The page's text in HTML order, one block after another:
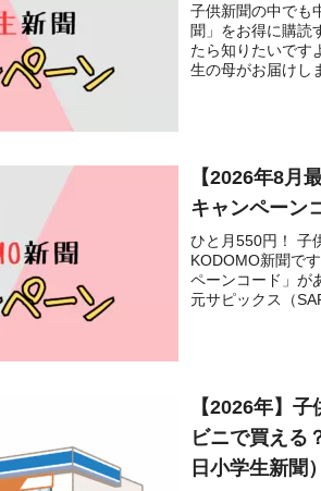
子供新聞の中でも
聞」をお得に購読
たら知りたいです
生の母がお届けし
【2026年8月
キャンペーン
ひと月550円！ 子
KODOMO新聞で
ペーンコード」が
元サピックス（
【2026年】
ビニで買える
日小学生新聞）